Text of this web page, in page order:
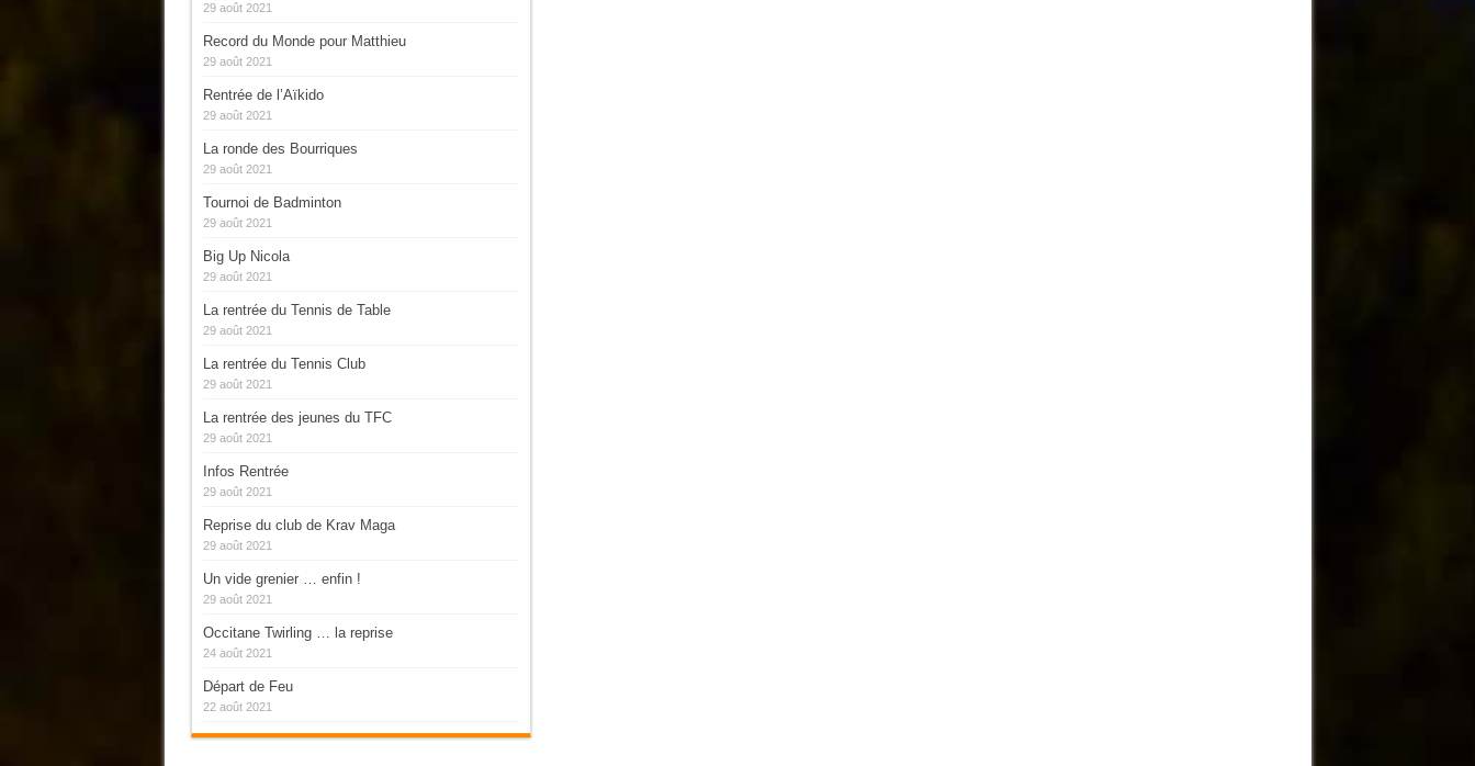
29 août 2021
Record du Monde pour Matthieu
29 août 2021
Rentrée de l’Aïkido
29 août 2021
La ronde des Bourriques
29 août 2021
Tournoi de Badminton
29 août 2021
Big Up Nicola
29 août 2021
La rentrée du Tennis de Table
29 août 2021
La rentrée du Tennis Club
29 août 2021
La rentrée des jeunes du TFC
29 août 2021
Infos Rentrée
29 août 2021
Reprise du club de Krav Maga
29 août 2021
Un vide grenier … enfin !
29 août 2021
Occitane Twirling … la reprise
24 août 2021
Départ de Feu
22 août 2021